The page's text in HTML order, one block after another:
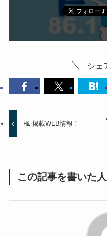
シェ
楓 掲載WEB情報！
この記事を書いた人